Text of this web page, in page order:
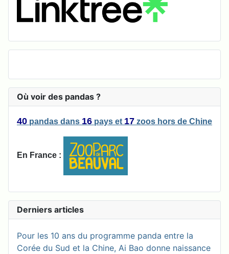
Où voir des pandas ?
40 pandas dans 16 pays et 17 zoos hors de Chine
En France :
Derniers articles
Pour les 10 ans du programme panda entre la
Corée du Sud et la Chine, Ai Bao donne naissance